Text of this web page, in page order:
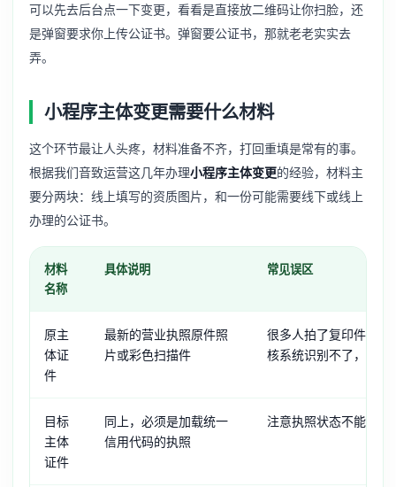
可以先去后台点一下变更，看看是直接放二维码让你扫脸，还
是弹窗要求你上传公证书。弹窗要公证书，那就老老实实去
弄。
小程序主体变更需要什么材料
这个环节最让人头疼，材料准备不齐，打回重填是常有的事。
根据我们音致运营这几年办理小程序主体变更的经验，材料主
要分两块：线上填写的资质图片，和一份可能需要线下或线上
办理的公证书。
材料
名称
具体说明 常见误区
原主
体证
件
最新的营业执照原件照
片或彩色扫描件
很多人拍了复印件或者
核系统识别不了，必须
目标
主体
证件
同上，必须是加载统一
信用代码的执照
注意执照状态不能有经